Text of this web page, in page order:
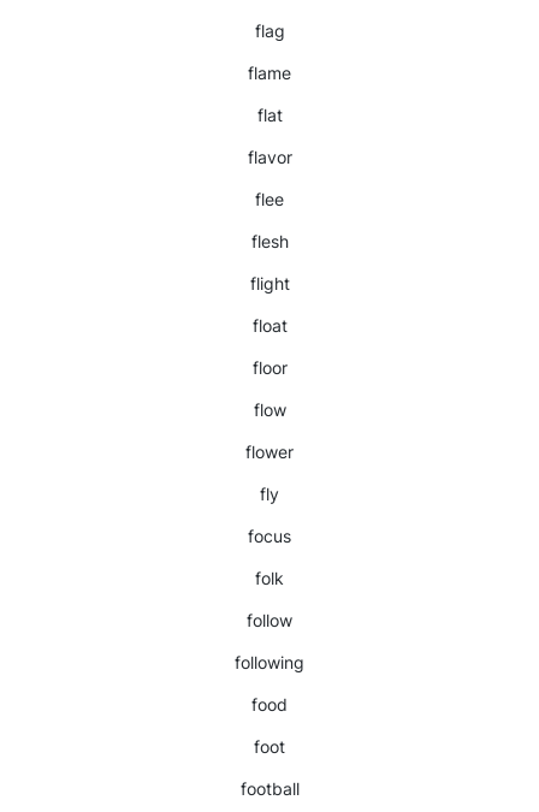
flag
flame
flat
flavor
flee
flesh
flight
float
floor
flow
flower
fly
focus
folk
follow
following
food
foot
football